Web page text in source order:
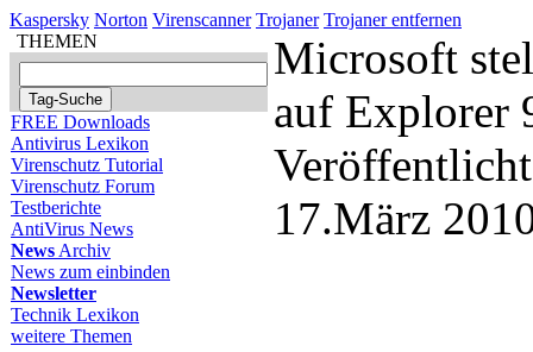
Kaspersky Norton Virenscanner Trojaner Trojaner entfernen
THEMEN
FREE Downloads
Antivirus Lexikon
Virenschutz Tutorial
Virenschutz Forum
Testberichte
AntiVirus News
News Archiv
News zum einbinden
Newsletter
Technik Lexikon
weitere Themen
Microsoft
auf Explorer
17.März